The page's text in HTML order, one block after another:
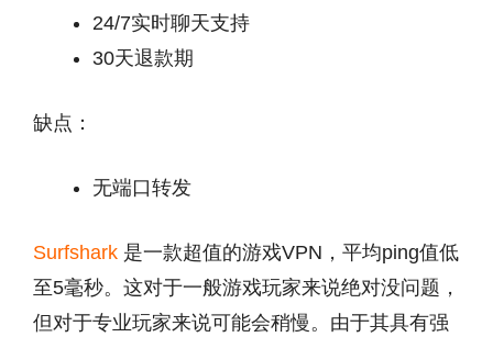
24/7实时聊天支持
30天退款期
缺点：
无端口转发
Surfshark 是一款超值的游戏VPN，平均ping值低
至5毫秒。这对于一般游戏玩家来说绝对没问题，
但对于专业玩家来说可能会稍慢。由于其具有强